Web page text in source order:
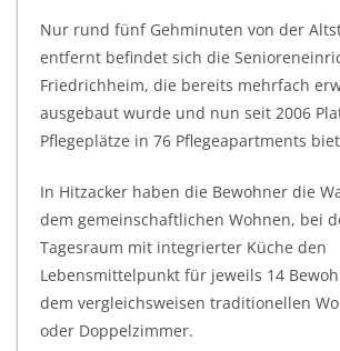
Nur rund fünf Gehminuten von der
entfernt befindet sich die
Friedrichheim, die bereits mehrfach
ausgebaut wurde und nun seit 2006
Pflegeplätze in 76 Pflegeapartments
In Hitzacker haben die Bewohner die
dem gemeinschaftlichen Wohnen, bei
Tagesraum mit integrierter Küche den
Lebensmittelpunkt für jeweils 14
dem vergleichsweisen traditionellen
oder Doppelzimmer.